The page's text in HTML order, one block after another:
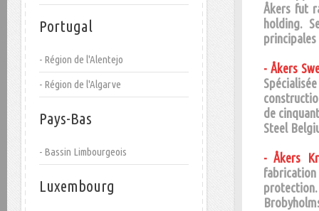
Portugal
- Région de l'Alentejo
- Région de l'Algarve
Pays-Bas
- Bassin Limbourgeois
Luxembourg
Åkers fut
holding.
- Åkers
de
Steel
- Åkers